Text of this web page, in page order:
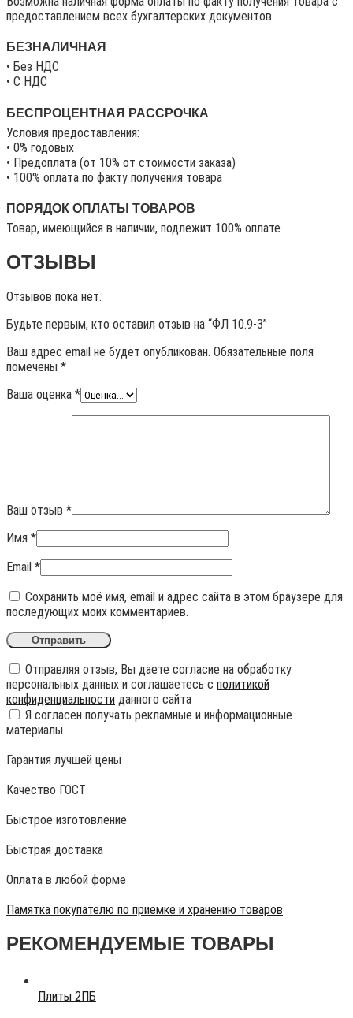
предоставлением всех бухгалтерских документов.
БЕЗНАЛИЧНАЯ
• Без НДС
• C НДС
БЕСПРОЦЕНТНАЯ РАССРОЧКА
Условия предоставления:
• 0% годовых
• Предоплата (от 10% от стоимости заказа)
• 100% оплата по факту получения товара
ПОРЯДОК ОПЛАТЫ ТОВАРОВ
Товар, имеющийся в наличии, подлежит 100% оплате
ОТЗЫВЫ
Отзывов пока нет.
Будьте первым, кто оставил отзыв на “ФЛ 10.9-3”
Ваш адрес email не будет опубликован. Обязательные поля
помечены *
Ваша оценка *
Ваш отзыв *
Имя *
Email *
Сохранить моё имя, email и адрес сайта в этом браузере для
последующих моих комментариев.
Отправляя отзыв, Вы даете согласие на обработку
персональных данных и соглашаетесь с политикой
конфиденциальности данного сайта
Я согласен получать рекламные и информационные
материалы
Гарантия лучшей цены
Качество ГОСТ
Быстрое изготовление
Быстрая доставка
Оплата в любой форме
Памятка покупателю по приемке и хранению товаров
РЕКОМЕНДУЕМЫЕ ТОВАРЫ
Плиты 2ПБ